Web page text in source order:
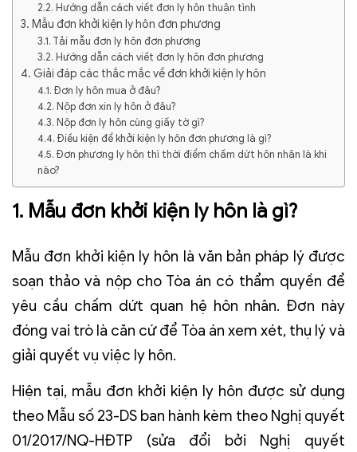
2.2. Hướng dẫn cách viết đơn ly hôn thuận tình
3. Mẫu đơn khởi kiện ly hôn đơn phương
3.1. Tải mẫu đơn ly hôn đơn phương
3.2. Hướng dẫn cách viết đơn ly hôn đơn phương
4. Giải đáp các thắc mắc về đơn khởi kiện ly hôn
4.1. Đơn ly hôn mua ở đâu?
4.2. Nộp đơn xin ly hôn ở đâu?
4.3. Nộp đơn ly hôn cùng giấy tờ gì?
4.4. Điều kiện để khởi kiện ly hôn đơn phương là gì?
4.5. Đơn phương ly hôn thì thời điểm chấm dứt hôn nhân là khi
nào?
1. Mẫu đơn khởi kiện ly hôn là gì?
Mẫu đơn khởi kiện ly hôn là văn bản pháp lý được
soạn thảo và nộp cho Tòa án có thẩm quyền để
yêu cầu chấm dứt quan hệ hôn nhân. Đơn này
đóng vai trò là căn cứ để Tòa án xem xét, thụ lý và
giải quyết vụ việc ly hôn.
Hiện tại, mẫu đơn khởi kiện ly hôn được sử dụng
theo Mẫu số 23-DS ban hành kèm theo Nghị quyết
01/2017/NQ-HĐTP (sửa đổi bởi Nghị quyết